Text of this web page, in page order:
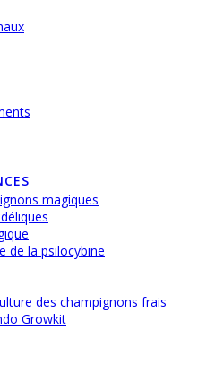
magiques
de la psilocybine
des champignons frais
Growkit